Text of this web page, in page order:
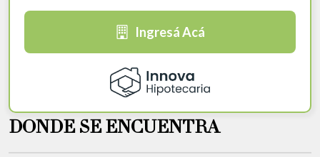
Ingresá Acá
DONDE SE ENCUENTRA